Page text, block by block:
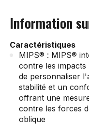
Information
Caractéristiques
MIPS® : MIPS®
contre les
de personnaliser
stabilité et un
offrant une
contre les forces
oblique